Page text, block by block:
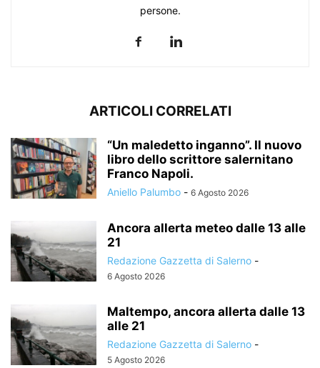
persone.
ARTICOLI CORRELATI
“Un maledetto inganno”. Il nuovo
libro dello scrittore salernitano
Franco Napoli.
Aniello Palumbo - 6 Agosto 2026
Ancora allerta meteo dalle 13 alle
21
Redazione Gazzetta di Salerno -
6 Agosto 2026
Maltempo, ancora allerta dalle 13
alle 21
Redazione Gazzetta di Salerno -
5 Agosto 2026